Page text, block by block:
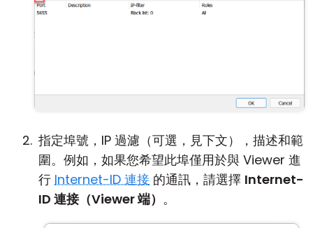
指定埠號，IP 過濾（可選，見下文），描述和範
圍。例如，如果您希望此埠僅用於與 Viewer 進
行 Internet-ID 連接 的通訊，請選擇 Internet-
ID 連接（Viewer 端） 。